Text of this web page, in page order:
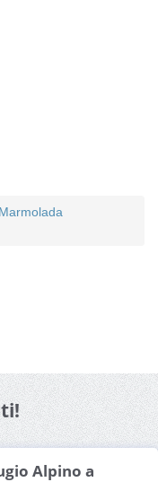
Alpino a